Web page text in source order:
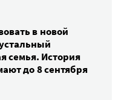
в новой
семья. История
до 8 сентября